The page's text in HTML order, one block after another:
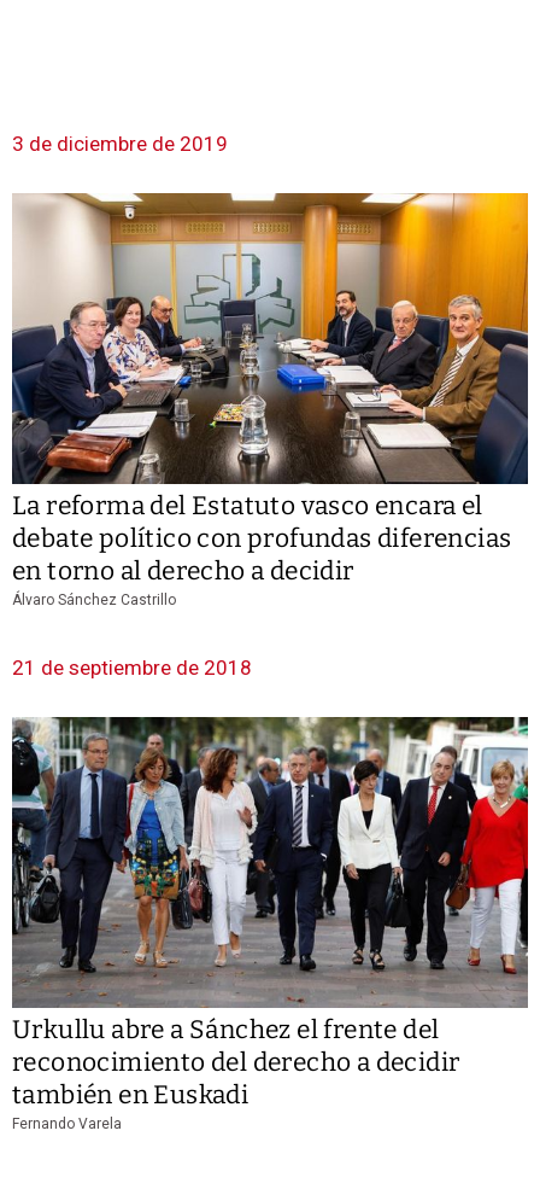
3 de diciembre de 2019
La reforma del Estatuto vasco encara el
debate político con profundas diferencias
en torno al derecho a decidir
Álvaro Sánchez Castrillo
21 de septiembre de 2018
Urkullu abre a Sánchez el frente del
reconocimiento del derecho a decidir
también en Euskadi
Fernando Varela